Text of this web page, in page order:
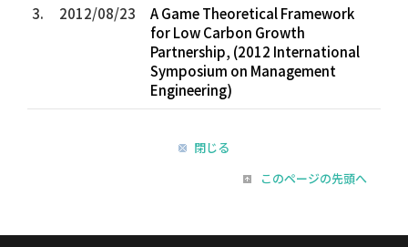
3.
2012/08/23
A Game Theoretical Framework
for Low Carbon Growth
Partnership, (2012 International
Symposium on Management
Engineering)
閉じる
このページの先頭へ